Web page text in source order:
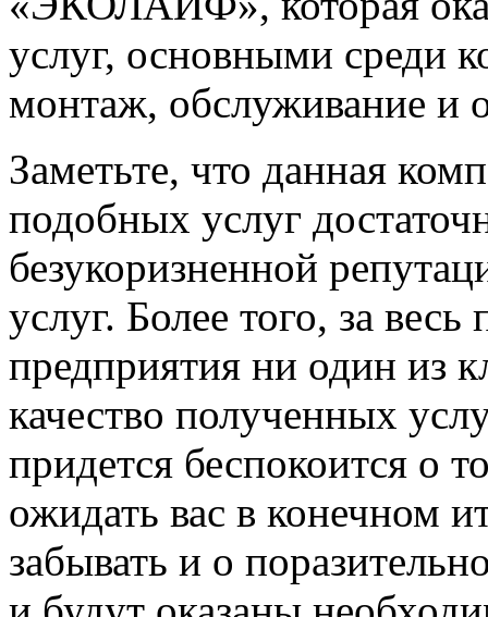
услуг, основными среди
монтаж, обслуживание и
Заметьте, что данная
подобных услуг
безукоризненной
услуг. Более того, за
предприятия ни один из
качество полученных
придется беспокоится о
ожидать вас в конечном
забывать и о